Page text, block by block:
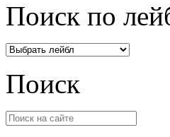
Поиск по
Поиск